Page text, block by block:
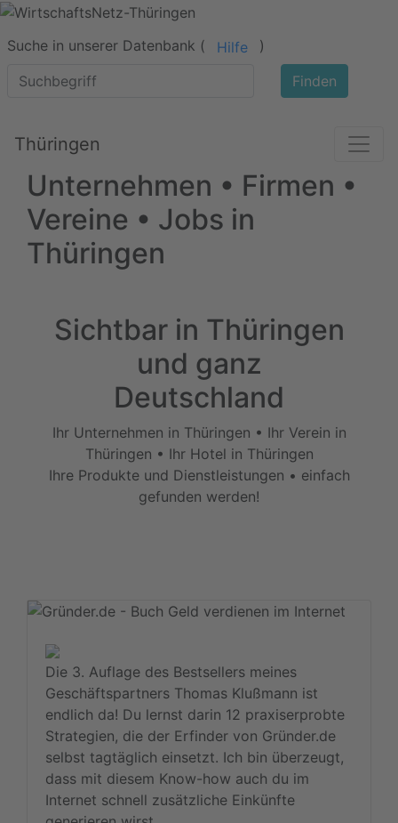
Suche in unserer Datenbank ( Hilfe
)
Finden
Thüringen
Unternehmen • Firmen •
Vereine • Jobs in
Thüringen
Sichtbar in Thüringen
und ganz
Deutschland
Ihr Unternehmen in Thüringen • Ihr Verein in
Thüringen • Ihr Hotel in Thüringen
Ihre Produkte und Dienstleistungen • einfach
gefunden werden!
Die 3. Auflage des Bestsellers meines
Geschäftspartners Thomas Klußmann ist
endlich da! Du lernst darin 12 praxiserprobte
Strategien, die der Erfinder von Gründer.de
selbst tagtäglich einsetzt. Ich bin überzeugt,
dass mit diesem Know-how auch du im
Internet schnell zusätzliche Einkünfte